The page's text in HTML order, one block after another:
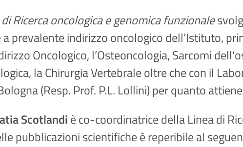
Ricerca oncologica e genomica funzionale
prevalente indirizzo oncologico dell’Istituto,
Oncologico, l’Osteoncologia, Sarcomi
la Chirurgia Vertebrale oltre che con il
(Resp. Prof. P.L. Lollini) per quanto
Scotlandiè co-coordinatrice della Linea di
pubblicazioni scientifiche è reperibile al